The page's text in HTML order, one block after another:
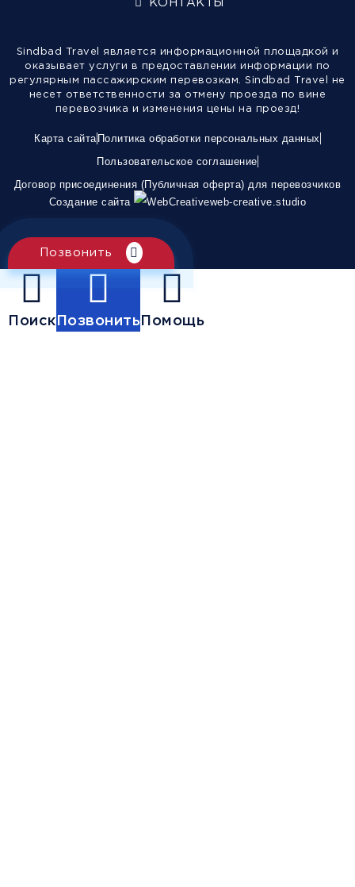
КОНТАКТЫ
Sindbad Travel является информационной площадкой и
оказывает услуги в предоставлении информации по
регулярным пассажирским перевозкам. Sindbad Travel не
несет ответственности за отмену проезда по вине
перевозчика и изменения цены на проезд!
Карта сайта Политика обработки персональных данных
Пользовательское соглашение
Договор присоединения (Публичная оферта) для перевозчиков
Создание сайта
web-creative.studio
Позвонить
ПоискПозвонитьПомощь